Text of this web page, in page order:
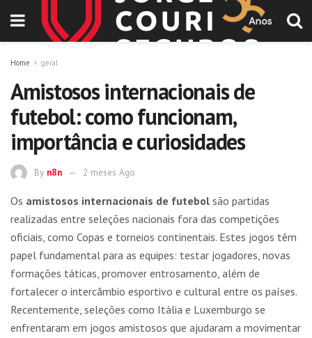
Home geral
Amistosos internacionais de
futebol: como funcionam,
importância e curiosidades
By n8n 2 meses Ago
Os amistosos internacionais de futebol são partidas
realizadas entre seleções nacionais fora das competições
oficiais, como Copas e torneios continentais. Estes jogos têm
papel fundamental para as equipes: testar jogadores, novas
formações táticas, promover entrosamento, além de
fortalecer o intercâmbio esportivo e cultural entre os países.
Recentemente, seleções como Itália e Luxemburgo se
enfrentaram em jogos amistosos que ajudaram a movimentar